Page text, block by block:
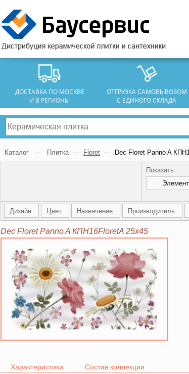
ДОСТАВКА ПО МОСКВЕ
И В РЕГИОНЫ
ОТГРУЗКА САМОВЫВОЗОМ
С ЕДИНОГО СКЛАДА
Каталог — Плитка — Floret — Dec Floret Panno A
Показать:
Дизайн Цвет Назначение Производитель
Dec Floret Panno A КПН16FloretA 25х45
Характеристики Состав коллекции